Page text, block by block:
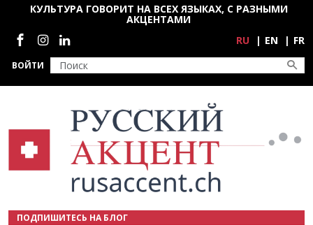
Перейти к основному содержанию
ВОЙТИ
КУЛЬТУРА ГОВОРИТ НА ВСЕХ ЯЗЫКАХ, С РАЗНЫМИ
АКЦЕНТАМИ
Социальные сети
RU EN FR
ПОДПИШИТЕСЬ НА БЛОГ